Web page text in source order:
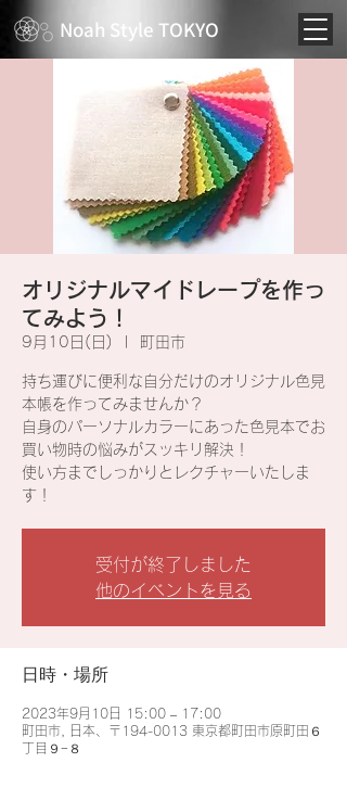
Noah Style TOKYO
オリジナルマイドレープを作っ
てみよう！
9月10日(日) 町田市
持ち運びに便利な自分だけのオリジナル色見
本帳を作ってみませんか？
自身のパーソナルカラーにあった色見本でお
買い物時の悩みがスッキリ解決！
使い方までしっかりとレクチャーいたしま
す！
受付が終了しました
他のイベントを見る
日時・場所
2023年9月10日 15:00 – 17:00
町田市, 日本、〒194-0013 東京都町田市原町田６
丁目９−８